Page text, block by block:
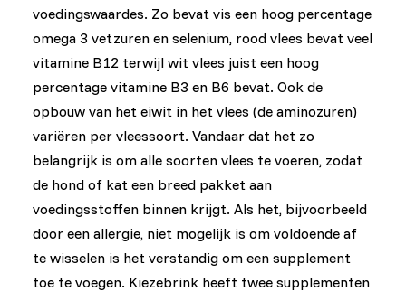
voedingswaardes. Zo bevat vis een hoog percentage
omega 3 vetzuren en selenium, rood vlees bevat veel
vitamine B12 terwijl wit vlees juist een hoog
percentage vitamine B3 en B6 bevat. Ook de
opbouw van het eiwit in het vlees (de aminozuren)
variëren per vleessoort. Vandaar dat het zo
belangrijk is om alle soorten vlees te voeren, zodat
de hond of kat een breed pakket aan
voedingsstoffen binnen krijgt. Als het, bijvoorbeeld
door een allergie, niet mogelijk is om voldoende af
te wisselen is het verstandig om een supplement
toe te voegen. Kiezebrink heeft twee supplementen